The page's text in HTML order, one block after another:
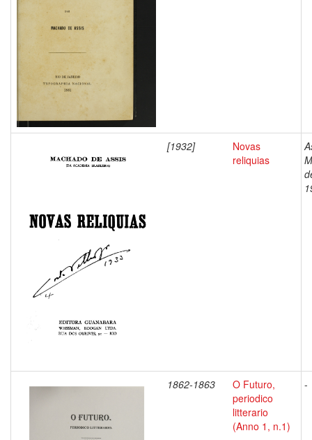
[1932]
Novas
reliquias
1862-1863
O Futuro,
periodico
litterario
(Anno 1, n.1)
-